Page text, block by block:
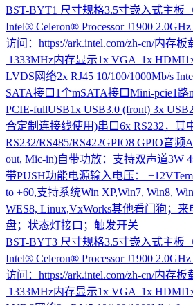
BST-BYT1 尺寸规格3.5寸嵌入式主板
Intel® Celeron® Processor J1900
访问：https://ark.intel.com/zh-cn/内存
1333MHz内存显示1x VGA 1x
LVDS网络2x RJ45 10/100/1000Mb/s
SATA接口1个mSATA接口Mini-pcie1路
PCIE-fullUSB1x USB3.0 (front) 3x
合定制连接线使用)串口6x RS232，其
RS232/RS485/RS422GPIO8 GPIO音
out, Mic-in)自带功放：支持双声道3W
带PUSH功能电源输入电压：
to +60,支持系统Win XP,Win7, Win8,
WES8, Linux,VxWorks其他看门狗；
盘；状态灯接口；触发开关
BST-BYT3 尺寸规格3.5寸嵌入式主板
Intel® Celeron® Processor J1900
访问：https://ark.intel.com/zh-cn/内存
1333MHz内存显示1x VGA 1x